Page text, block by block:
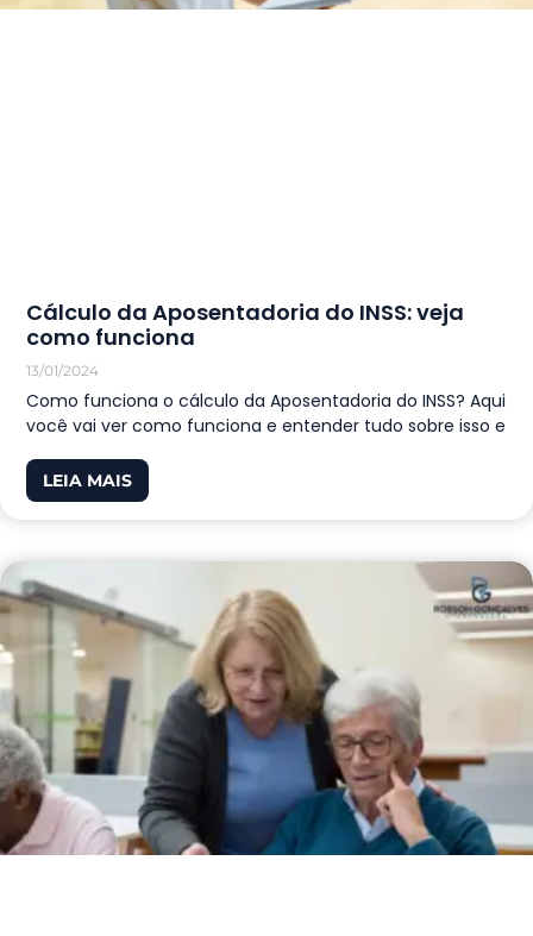
Cálculo da Aposentadoria do INSS: veja
como funciona
13/01/2024
Como funciona o cálculo da Aposentadoria do INSS? Aqui
você vai ver como funciona e entender tudo sobre isso e
LEIA MAIS